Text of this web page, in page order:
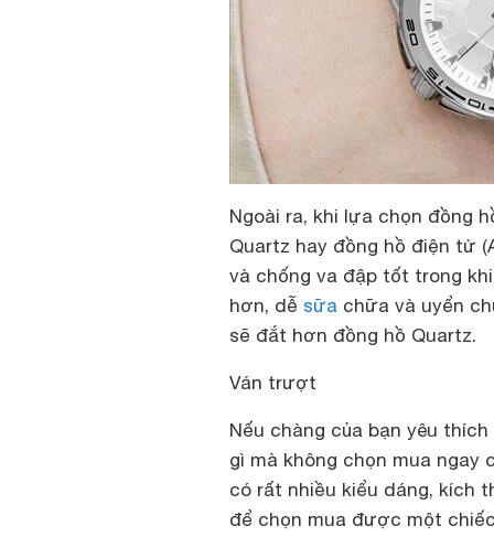
Ngoài ra, khi lựa chọn đồng
Quartz hay đồng hồ điện tử
và chống va đập tốt trong
hơn, dễ sữa chữa và uyển
sẽ đắt hơn đồng hồ Quartz.
Ván trượt
Nếu chàng của bạn yêu
gì mà không chọn mua
có rất nhiều kiểu dáng, kích
để chọn mua được một